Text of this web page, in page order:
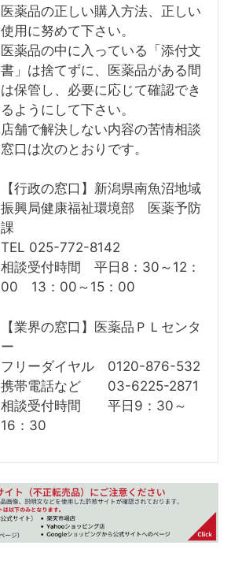
医薬品の正しい購入方法、正しい
使用に努めて下さい。
医薬品の中に入っている「添付文
書」は捨てずに、医薬品がある間
は保管し、必要に応じて確認でき
るようにして下さい。
店舗で解決しない内容の苦情相談
窓口は次のとおりです。
【行政の窓口】新潟県南魚沼地域
振興局健康福祉環境部 医薬予防
課
TEL 025-772-8142
相談受付時間 平日8：30～12：
00 13：00～15：00
【業界の窓口】医薬品ＰＬセンタ
ー
フリーダイヤル 0120-876-532
携帯電話など 03-6225-2871
相談受付時間 平日9：30～
16：30